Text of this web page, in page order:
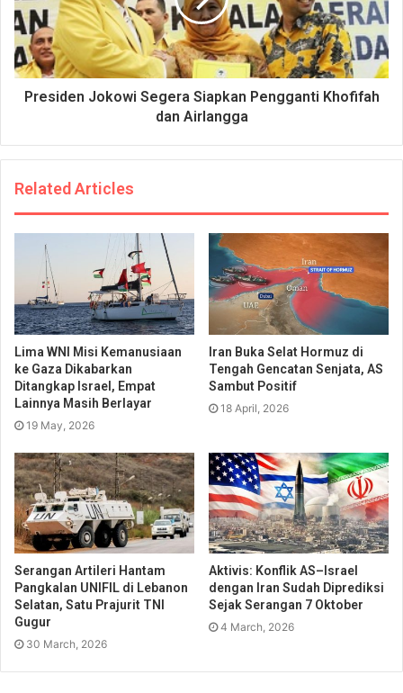
Presiden Jokowi Segera Siapkan Pengganti Khofifah
dan Airlangga
Related Articles
Lima WNI Misi Kemanusiaan
ke Gaza Dikabarkan
Ditangkap Israel, Empat
Lainnya Masih Berlayar
19 May, 2026
Iran Buka Selat Hormuz di
Tengah Gencatan Senjata, AS
Sambut Positif
18 April, 2026
Serangan Artileri Hantam
Pangkalan UNIFIL di Lebanon
Selatan, Satu Prajurit TNI
Gugur
30 March, 2026
Aktivis: Konflik AS–Israel
dengan Iran Sudah Diprediksi
Sejak Serangan 7 Oktober
4 March, 2026